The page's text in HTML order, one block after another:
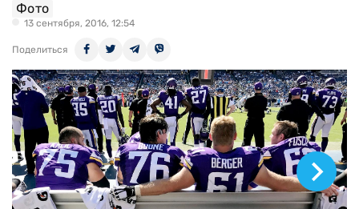
Фото
13 сентября, 2016, 12:54
Поделиться